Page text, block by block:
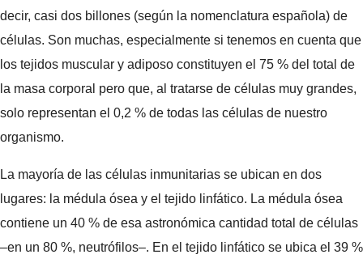
decir, casi dos billones (según la nomenclatura española) de
células. Son muchas, especialmente si tenemos en cuenta que
los tejidos muscular y adiposo constituyen el 75 % del total de
la masa corporal pero que, al tratarse de células muy grandes,
solo representan el 0,2 % de todas las células de nuestro
organismo.
La mayoría de las células inmunitarias se ubican en dos
lugares: la médula ósea y el tejido linfático. La médula ósea
contiene un 40 % de esa astronómica cantidad total de células
–en un 80 %, neutrófilos–. En el tejido linfático se ubica el 39 %